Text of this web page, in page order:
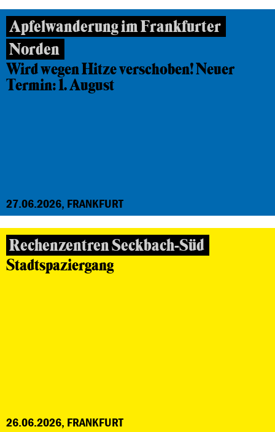
Apfelwanderung im Frankfurter
Norden
Wird wegen Hitze verschoben! Neuer
Termin: 1. August
27.06.2026, FRANKFURT
Rechenzentren Seckbach-Süd
Stadtspaziergang
26.06.2026, FRANKFURT